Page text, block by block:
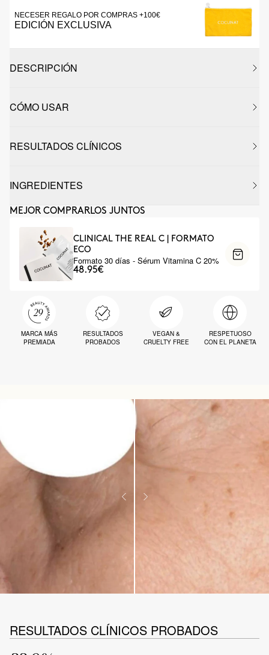
NECESER REGALO POR COMPRAS +100€
EDICIÓN EXCLUSIVA
DESCRIPCIÓN
CÓMO USAR
RESULTADOS CLÍNICOS
INGREDIENTES
MEJOR COMPRARLOS JUNTOS
CLINICAL THE REAL C | FORMATO
ECO
Formato 30 días - Sérum Vitamina C 20%
48.95€
MARCA MÁS
PREMIADA
RESULTADOS
PROBADOS
VEGAN &
CRUELTY FREE
RESPETUOSO
CON EL PLANETA
RESULTADOS CLÍNICOS PROBADOS